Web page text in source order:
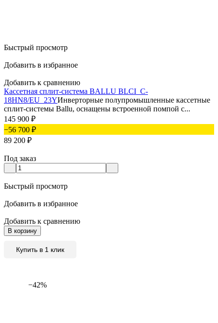
Быстрый просмотр
Добавить в избранное
Добавить к сравнению
Кассетная сплит-система BALLU BLCI_C-
18HN8/EU_23YИнверторные полупромышленные кассетные
сплит-системы Ballu, оснащены встроенной помпой с...
145 900 ₽
−56 700 ₽
89 200 ₽
Под заказ
Быстрый просмотр
Добавить в избранное
Добавить к сравнению
В корзину
Купить в 1 клик
−42%